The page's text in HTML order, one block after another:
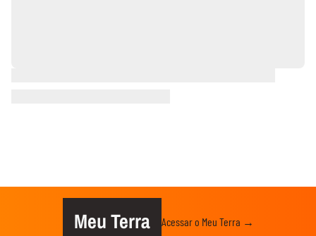
Meu Terra Acessar o Meu Terra →